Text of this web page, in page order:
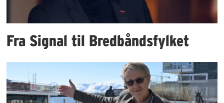
Fra Signal til Bredbåndsfylket